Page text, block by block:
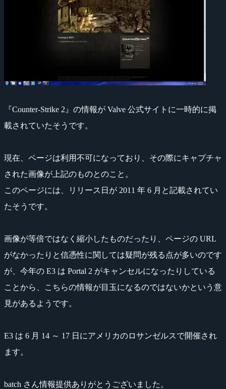
『Counter-Strike 2』の情報が Valve 公式サイトに一時的に掲
載されていたそうです。
現在、ページは利用不可になっており、その際にキャプチャ
された画像が上記のものとのこと。
このページには、リリース日が 2011 年 6 月と記載されてい
たそうです。
画像が等倍ではなく縮小したものだったり、ページの URL
がなかったりと信憑性に関しては疑問が残る点が多いのです
が、今年の E3 は Portal 2 がキャンセルになったりしている
ことから、こちらの情報が目玉になるのではないかという意
見があるようです。
E3 は 6 月 14 ～ 17 日にアメリカのロサンゼルスで開催され
ます。
batch さん情報提供ありがとうございました。